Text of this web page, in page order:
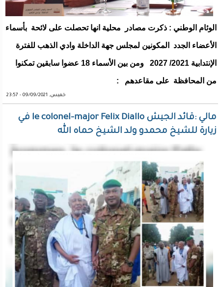
الوئام الوطني : ذكرت مصادر محلية انها تحصلت على لائحة بأسماء
الأعضاء الجدد المكونين لمجلس جهة الداخلة وادي الذهب للفترة
الإنتدابية 2021/ 2027 ومن بين الأسماء 18 عضوا سابقين تمكنوا
من المحافظة على مقاعدهم :
خميس, 09/09/2021 - 23:57
مالي :قائد الجيش le colonel-major Felix Diallo في
زيارة للشيخ محمدو ولد الشيخ حماه الله